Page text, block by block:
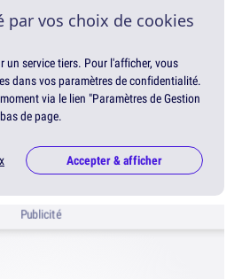
par vos choix de cookies
un service tiers. Pour l'afficher, vous
dans vos paramètres de confidentialité.
via le lien "Paramètres de Gestion
de page.
Accepter & afficher
Publicité